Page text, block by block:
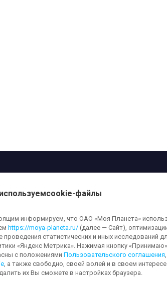
на любые материалы, опубликованные на сайте,
праве и смежных правах. Использование любых
правообладателя и ссылкой на сайтmoya-planeta.ru.
файламиЗащита персональных данных
cookie-файлы
информируем, что ОАО «Моя Планета»
https://moya-planeta.ru/ (далее — Сайт),
проведения статистических и иных исследований
«Яндекс Метрика». Нажимая кнопку
с положениями Пользовательского соглашения,
, а также свободно, своей волей и в своем
их Вы сможете в настройках браузера.